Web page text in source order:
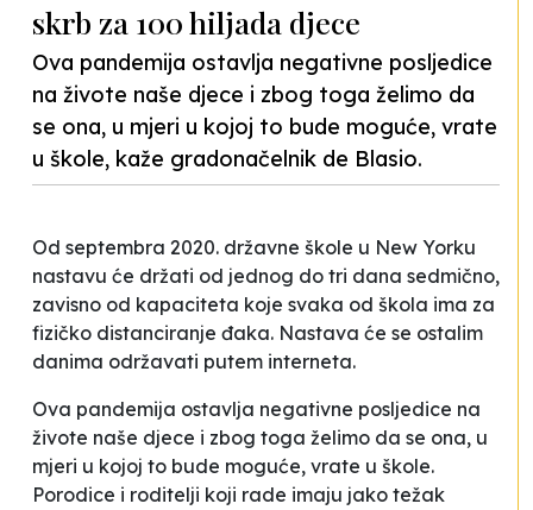
skrb za 100 hiljada djece
Ova pandemija ostavlja negativne posljedice
na živote naše djece i zbog toga želimo da
se ona, u mjeri u kojoj to bude moguće, vrate
u škole, kaže gradonačelnik de Blasio.
Od septembra 2020. državne škole u New Yorku
nastavu će držati od jednog do tri dana sedmično,
zavisno od kapaciteta koje svaka od škola ima za
fizičko distanciranje đaka. Nastava će se ostalim
danima održavati putem interneta.
Ova pandemija ostavlja negativne posljedice na
živote naše djece i zbog toga želimo da se ona, u
mjeri u kojoj to bude moguće, vrate u škole.
Porodice i roditelji koji rade imaju jako težak